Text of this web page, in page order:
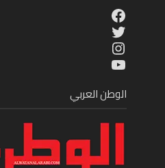
Facebook
Twitter
Instagram
YouTube
الوطن العربي